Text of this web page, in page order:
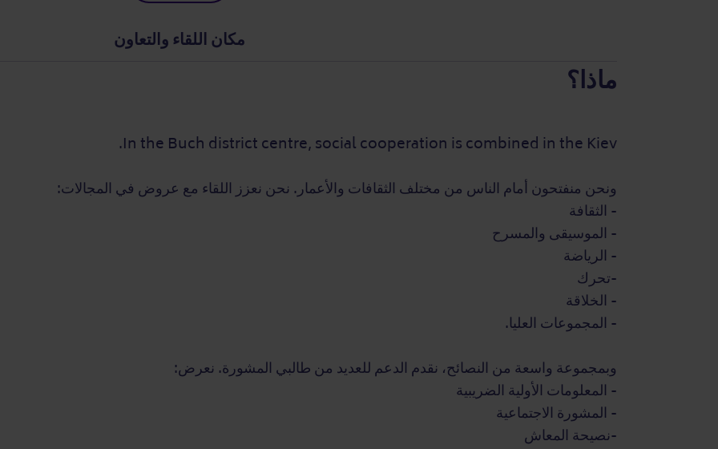
مكان اللقاء والتعاون
ماذا؟
In the Buch district centre, social cooperation is combined in the Kiev.
ونحن منفتحون أمام الناس من مختلف الثقافات والأعمار. نحن نعزز اللقاء مع عروض في المجالات:
- الثقافة
- الموسيقى والمسرح
- الرياضة
-تحرك
- الخلاقة
- المجموعات العليا.
وبمجموعة واسعة من النصائح، نقدم الدعم للعديد من طالبي المشورة. نعرض:
- المعلومات الأولية الضريبية
- المشورة الاجتماعية
-نصيحة المعاش